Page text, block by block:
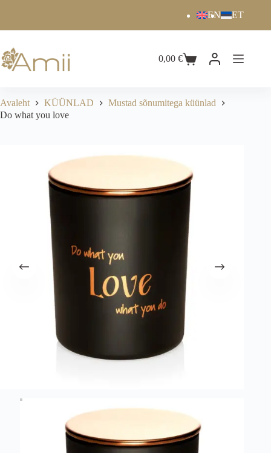
EN ET
0,00€
Avaleht KÜÜNLAD
Mustad sõnumitega küünlad
Do what you love